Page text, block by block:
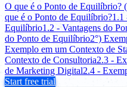
O que é o Ponto de Equilíbrio?
que é o Ponto de Equilíbrio?1.1
Equilíbrio1.2 - Vantagens do
do Ponto de Equilíbrio2°)
Exemplo em um Contexto de
Contexto de Consultoria2.3 -
de Marketing Digital2.4 -
Start free trial